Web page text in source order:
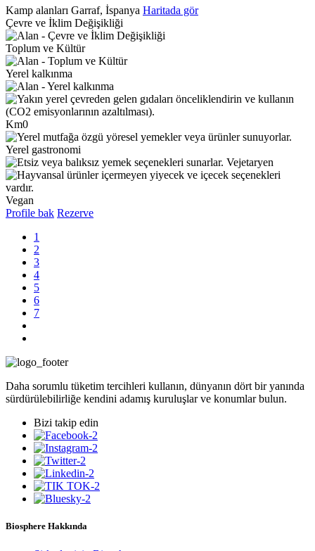
Kamp alanları Garraf, İspanya Haritada gör
Çevre ve İklim Değişikliği
Toplum ve Kültür
Yerel kalkınma
Km0
Yerel gastronomi
Vejetaryen
Vegan
Profile bak Rezerve
1
2
3
4
5
6
7
Daha sorumlu tüketim tercihleri kullanın, dünyanın dört bir yanında
sürdürülebilirliğe kendini adamış kuruluşlar ve konumlar bulun.
Bizi takip edin
Biosphere Hakkında